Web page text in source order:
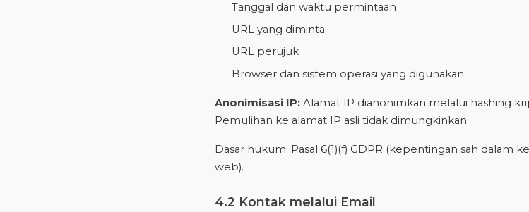
Tanggal dan waktu permintaan
URL yang diminta
URL perujuk
Browser dan sistem operasi yang digunakan
Anonimisasi IP: Alamat IP dianonimkan melalui hashing
Pemulihan ke alamat IP asli tidak dimungkinkan.
Dasar hukum: Pasal 6(1)(f) GDPR (kepentingan sah dalam
web).
4.2 Kontak melalui Email